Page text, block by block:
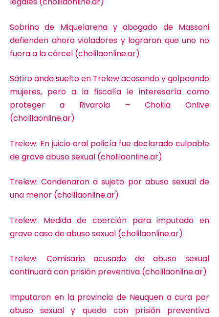
Sobrino de Miquelarena y abogado de Massoni
defienden ahora violadores y lograron que uno no
fuera a la cárcel (cholilaonline.ar)
Sátiro anda suelto en Trelew acosando y golpeando
mujeres, pero a la fiscalía le interesaría como
proteger a Rivarola – Cholila Onlive
(cholilaonline.ar)
Trelew: En juicio oral policía fue declarado culpable
de grave abuso sexual (cholilaonline.ar)
Trelew: Condenaron a sujeto por abuso sexual de
una menor (cholilaonline.ar)
Trelew: Medida de coerción para imputado en
grave caso de abuso sexual (cholilaonline.ar)
Trelew: Comisario acusado de abuso sexual
continuará con prisión preventiva (cholilaonline.ar)
Imputaron en la provincia de Neuquen a cura por
abuso sexual y quedo con prisión preventiva